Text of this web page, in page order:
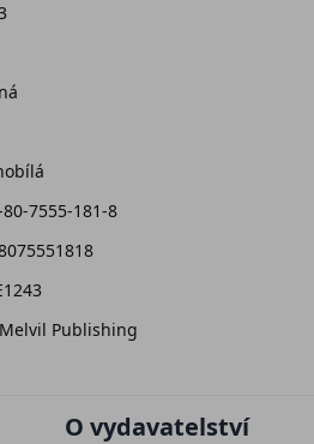
7555-181-8
Publishing
O vydavatelství